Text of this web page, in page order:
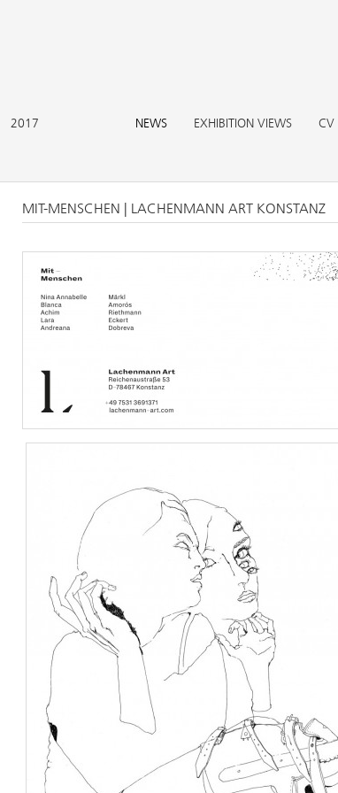
2017
NEWS EXHIBITION VIEWS CV
MIT-MENSCHEN | LACHENMANN ART KONSTANZ